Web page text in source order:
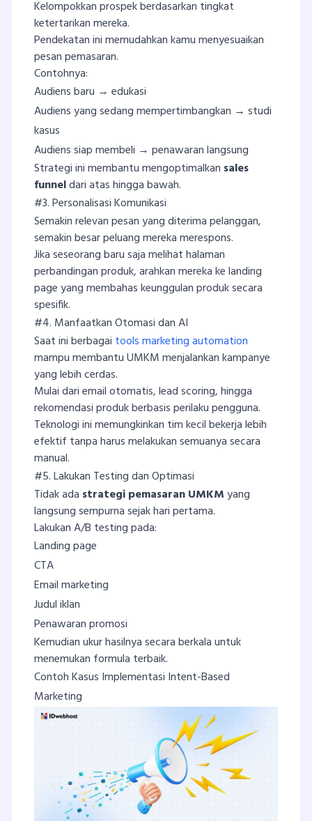
Kelompokkan prospek berdasarkan tingkat
ketertarikan mereka.
Pendekatan ini memudahkan kamu menyesuaikan
pesan pemasaran.
Contohnya:
Audiens baru → edukasi
Audiens yang sedang mempertimbangkan → studi
kasus
Audiens siap membeli → penawaran langsung
Strategi ini membantu mengoptimalkan sales
funneldari atas hingga bawah.
#3. Personalisasi Komunikasi
Semakin relevan pesan yang diterima pelanggan,
semakin besar peluang mereka merespons.
Jika seseorang baru saja melihat halaman
perbandingan produk, arahkan mereka ke landing
page yang membahas keunggulan produk secara
spesifik.
#4. Manfaatkan Otomasi dan AI
Saat ini berbagai tools marketing automation
mampu membantu UMKM menjalankan kampanye
yang lebih cerdas.
Mulai dari email otomatis, lead scoring, hingga
rekomendasi produk berbasis perilaku pengguna.
Teknologi ini memungkinkan tim kecil bekerja lebih
efektif tanpa harus melakukan semuanya secara
manual.
#5. Lakukan Testing dan Optimasi
Tidak ada strategi pemasaran UMKMyang
langsung sempurna sejak hari pertama.
Lakukan A/B testing pada:
Landing page
CTA
Email marketing
Judul iklan
Penawaran promosi
Kemudian ukur hasilnya secara berkala untuk
menemukan formula terbaik.
Contoh Kasus Implementasi Intent-Based
Marketing